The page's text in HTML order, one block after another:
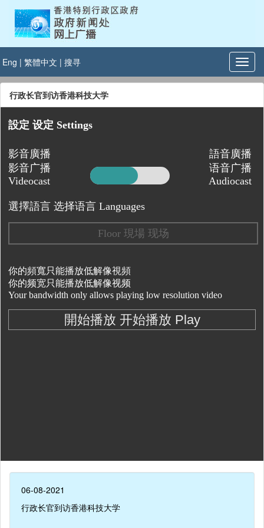
Eng | 繁體中文 | 搜寻
行政长官到访香港科技大学
06-08-2021
行政长官到访香港科技大学